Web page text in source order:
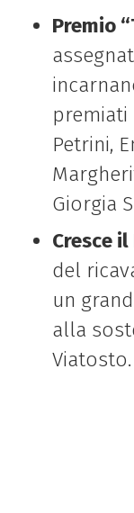
Premio
premiati
Petrini,
Giorgia
Cresce
del
un
alla
Viatosto.